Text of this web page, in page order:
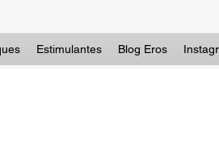
Estimulantes Blog Eros